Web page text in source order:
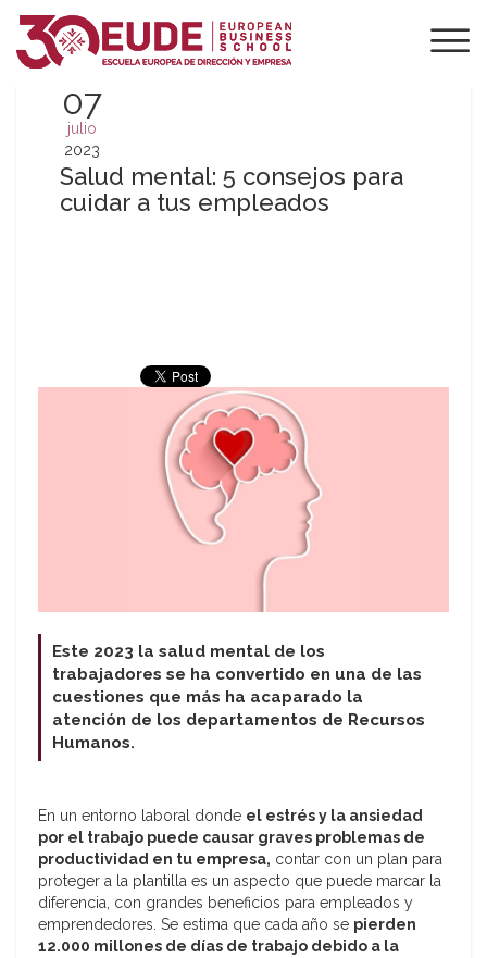
07
julio
2023
Salud mental: 5 consejos para
cuidar a tus empleados
Este 2023 la salud mental de los
trabajadores se ha convertido en una de las
cuestiones que más ha acaparado la
atención de los departamentos de Recursos
Humanos.
En un entorno laboral donde el estrés y la ansiedad
por el trabajo puede causar graves problemas de
productividad en tu empresa, contar con un plan para
proteger a la plantilla es un aspecto que puede marcar la
diferencia, con grandes beneficios para empleados y
emprendedores. Se estima que cada año se pierden
12.000 millones de días de trabajo debido a la